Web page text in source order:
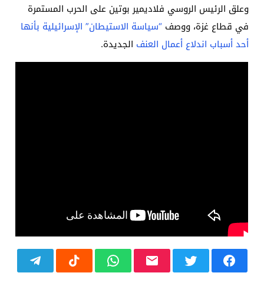
وعلق الرئيس الروسي فلاديمير بوتين على الحرب المستمرة
في قطاع غزة، ووصف“سياسة الاستيطان” الإسرائيلية بأنها
أحد أسباب اندلاع أعمال العنف الجديدة.